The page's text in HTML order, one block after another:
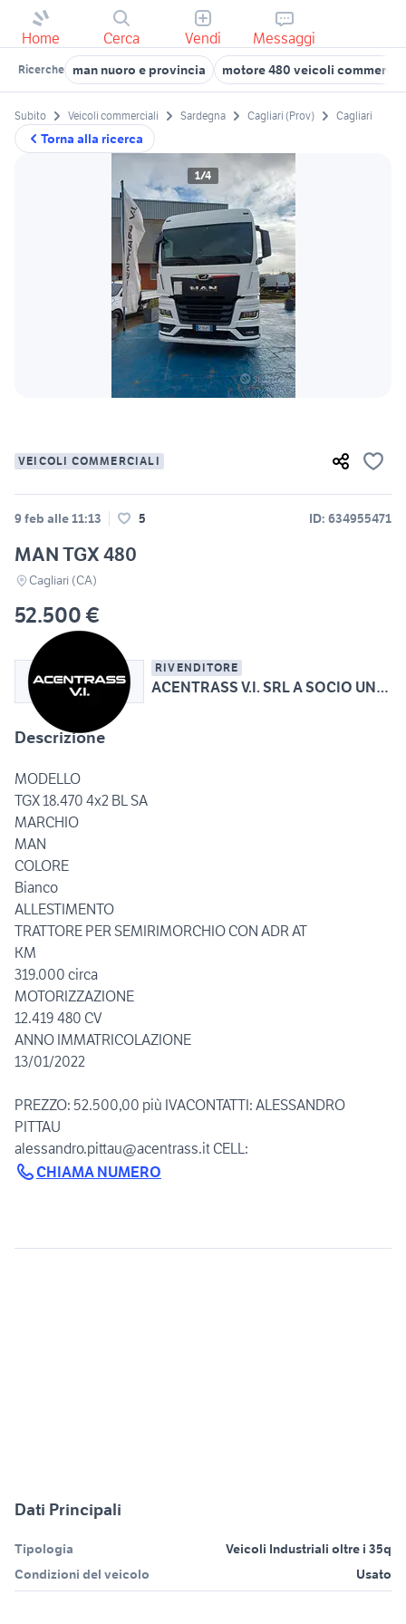
Home Cerca Vendi Messaggi
Ricerche man nuoro e provincia motore 480 veicoli
Torna alla ricerca
Subito Veicoli commerciali Sardegna Cagliari (Prov) Cagliari
1/4
VEICOLI COMMERCIALI
9 feb alle 11:13 5 ID: 634955471
MAN TGX 480
Cagliari (CA)
52.500 €
RIVENDITORE
ACENTRASS V.I. SRL A SOCIO UNICO
Descrizione
MODELLO
TGX 18.470 4x2 BL SA
MARCHIO
MAN
COLORE
Bianco
ALLESTIMENTO
TRATTORE PER SEMIRIMORCHIO CON ADR AT
KM
319.000 circa
MOTORIZZAZIONE
12.419 480 CV
ANNO IMMATRICOLAZIONE
13/01/2022
PREZZO: 52.500,00 più IVACONTATTI: ALESSANDRO
PITTAU
alessandro.pittau@acentrass.it CELL:
CHIAMA NUMERO
Dati Principali
Tipologia
Veicoli Industriali oltre i 35q
Condizioni del veicolo
Usato